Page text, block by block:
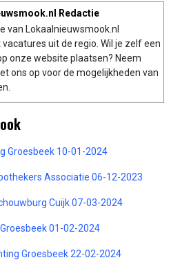
Redactie
van Lokaalnieuwsmook.nl
uit de regio. Wil je zelf een
onze website plaatsen? Neem
ons op voor de mogelijkheden van
Groesbeek 10-01-2024
Associatie 06-12-2023
Cuijk 07-03-2024
01-02-2024
Groesbeek 22-02-2024